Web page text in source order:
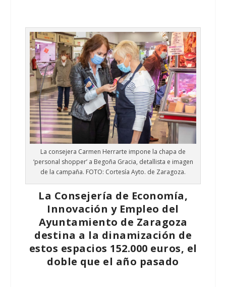
La consejera Carmen Herrarte impone la chapa de
‘personal shopper’ a Begoña Gracia, detallista e imagen
de la campaña. FOTO: Cortesía Ayto. de Zaragoza.
La Consejería de Economía,
Innovación y Empleo del
Ayuntamiento de Zaragoza
destina a la dinamización de
estos espacios 152.000 euros, el
doble que el año pasado